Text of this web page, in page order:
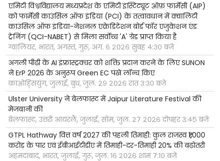
एमिटी विश्वविद्यालय मध्यप्रदेश के एमिटी इंस्टिट्यूट ऑफ़ फार्मेसी (AIP)
को फार्मेसी काउंसिल ऑफ इंडिया (PCI) के तत्वावधान में क़्वालिटी
काउंसिल ऑफ इंडिया-नेशनल एक्रेडिटेशन बोर्ड फॉर एजुकेशन एंड
ट्रेनिंग (QCI-NABET) से मिला सर्वोच्च 'A' ग्रेड प्राप्त किया है
ग्वालियर, भारत, अगस्त, गुरू, अग. ६ २०२६ सुबह ४:३० बजे
अगली पीढ़ी के AI इंफ्रास्ट्रक्चर को शक्ति प्रदान करने के लिए SUNON
ने ErP 2026 के अनुरूप Green EC पंखे लॉन्च किए
काओह्सियुंग, जुलाई, बुध, जुल. २९ २०२६ रात ३:३० बजे
Ulster University ने बेलफास्ट में Jaipur Literature Festival की
मेजबानी की
बेलफास्ट, उत्तरी आयरलैं, जुलाई, सोम, जुल. २७ २०२६ दोपहर ३:४५ बजे
GTPL Hathway वित्त वर्ष 2027 की पहली तिमाही: कुल राजस्व ₹1,000
करोड़ के पार एवं ईबीआईटीडीए में तिमाही-दर-तिमाही 20% की बढ़ोतरी
अहमदाबाद, भारत, जुलाई, गुरू, जुल. १६ २०२६ शाम ७:१० बजे